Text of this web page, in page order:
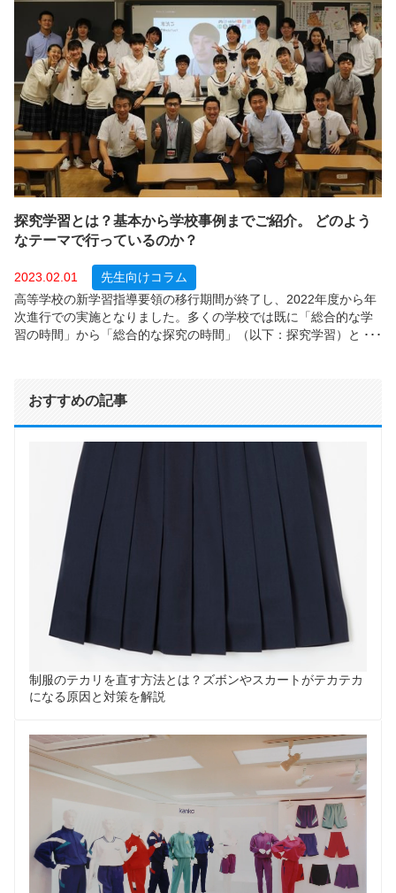
探究学習とは？基本から学校事例までご紹介。 どのよう
なテーマで行っているのか？
2023.02.01
先生向けコラム
高等学校の新学習指導要領の移行期間が終了し、2022年度から年
次進行での実施となりました。多くの学校では既に「総合的な学
習の時間」から「総合的な探究の時間」（以下：探究学習）とし
おすすめの記事
制服のテカリを直す方法とは？ズボンやスカートがテカテカ
になる原因と対策を解説